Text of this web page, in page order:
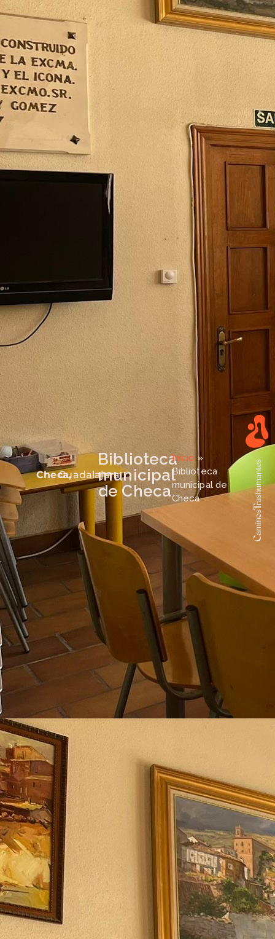
Checa,Guadalajara
Biblioteca
municipal
de Checa
Inicio »
Biblioteca
municipal de
Checa